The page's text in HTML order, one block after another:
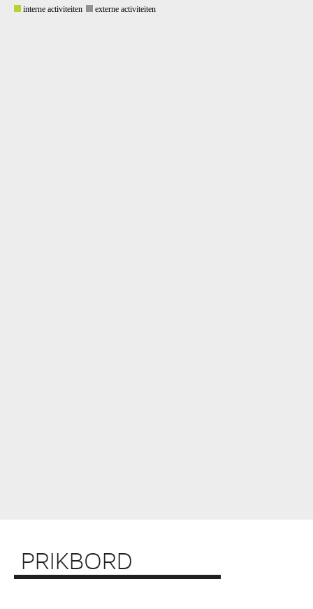
interne activiteiten externe activiteiten
PRIKBORD